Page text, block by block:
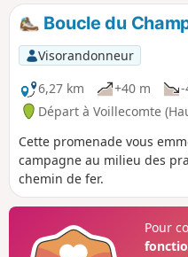
Boucle du
Visorandonneur
6,27 km
+40 m -
Départ à Voillecomte
Cette promenade vous
campagne au milieu des
chemin de fer.
Pour